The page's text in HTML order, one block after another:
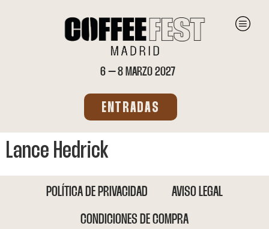
6 – 8 MARZO 2027
ENTRADAS
Lance Hedrick
POLÍTICA DE PRIVACIDAD AVISO LEGAL
CONDICIONES DE COMPRA